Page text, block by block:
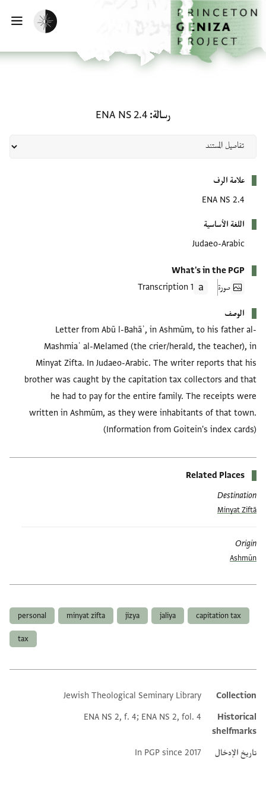
إلى المحتوى الرئيسي
الرئيسية
تفعيل الوضع المظلم
رسالة ENA NS 2.4
علامة الرف
ENA NS 2.4
اللغة الأساسية
Judaeo-Arabic
What's in the PGP
صورة
1 Transcription
الوصف
Letter from Abū l-Bahāʾ, in Ashmūm, to his father al-
Mashmiaʿ al-Melamed (the crier/herald, the teacher), in
Minyat Zifta. In Judaeo-Arabic. The writer reports that his
brother was caught by the capitation tax collectors and that
he had to pay for the entire family. The receipts were
written in Ashmūm, as they were inhabitants of that town.
(Information from Goitein's index cards)
Related Places
Destination
Minyat Ziftā
Origin
Ashmūn
capitation tax
jaliya
jizya
minyat zifta
personal
tax
Additional metadata
Collection
Jewish Theological Seminary Library
Historical
shelfmarks
ENA NS 2, f. 4; ENA NS 2, fol. 4
تاريخ الإدخال In PGP since 2017